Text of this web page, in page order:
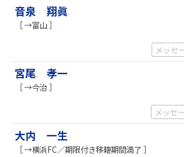
音泉 翔眞
［ →富山 ］
メッセ
宮尾 孝一
［ →今治 ］
メッセ
大内 一生
［ →横浜FC／期限付き移籍期間満了 ］